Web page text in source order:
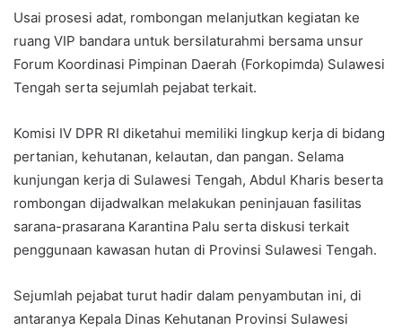
Usai prosesi adat, rombongan melanjutkan kegiatan ke
ruang VIP bandara untuk bersilaturahmi bersama unsur
Forum Koordinasi Pimpinan Daerah (Forkopimda) Sulawesi
Tengah serta sejumlah pejabat terkait.
Komisi IV DPR RI diketahui memiliki lingkup kerja di bidang
pertanian, kehutanan, kelautan, dan pangan. Selama
kunjungan kerja di Sulawesi Tengah, Abdul Kharis beserta
rombongan dijadwalkan melakukan peninjauan fasilitas
sarana-prasarana Karantina Palu serta diskusi terkait
penggunaan kawasan hutan di Provinsi Sulawesi Tengah.
Sejumlah pejabat turut hadir dalam penyambutan ini, di
antaranya Kepala Dinas Kehutanan Provinsi Sulawesi